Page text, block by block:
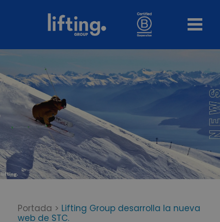
Portada > Lifting Group desarrolla la nueva
web de STC.